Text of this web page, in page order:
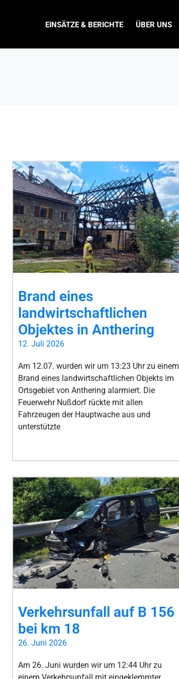
EINSÄTZE & BERICHTE ÜBER UNS
Brand eines
landwirtschaftlichen
Objektes in Anthering
12. Juli 2026
Am 12.07. wurden wir um 13:23 Uhr zu einem
Brand eines landwirtschaftlichen Objekts im
Ortsgebiet von Anthering alarmiert. Die
Feuerwehr Nußdorf rückte mit allen
Fahrzeugen der Hauptwache aus und
unterstützte
Verkehrsunfall auf B 156
bei km 18
26. Juni 2026
Am 26. Juni wurden wir um 12:44 Uhr zu